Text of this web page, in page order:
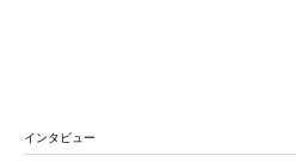
インタビュー